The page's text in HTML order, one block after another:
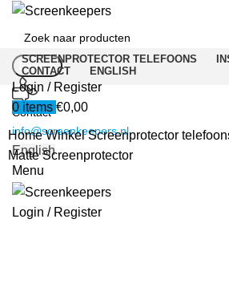
Search
Contact
info@screenkeepers.nl
English
Menu
Login / Register
SCREENPROTECTOR TELEFOONS
CONTACT
ENGLISH
Login / Register
0 items €0,00
HomeWinkelScreenprotector
Matte Screenprotector